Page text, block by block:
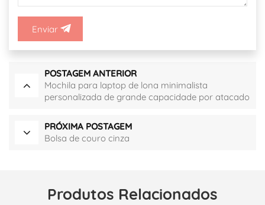
Enviar
POSTAGEM ANTERIOR
Mochila para laptop de lona minimalista
personalizada de grande capacidade por atacado
PRÓXIMA POSTAGEM
Bolsa de couro cinza
Produtos Relacionados